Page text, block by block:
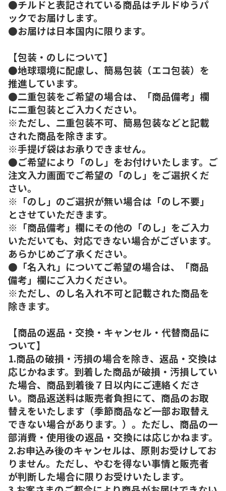
●チルドと表記されている商品はチルドゆうパ
ックでお届けします。
●お届けは日本国内に限ります。
【包装・のしについて】
●地球環境に配慮し、簡易包装（エコ包装）を
推進しています。
●二重包装をご希望の場合は、「商品備考」欄
に二重包装とご入力ください。
※ただし、二重包装不可、簡易包装などと記載
された商品を除きます。
※手提げ袋はお承りできません。
●ご希望により「のし」をお付けいたします。ご
注文入力画面でご希望の「のし」をご選択くだ
さい。
※「のし」のご選択が無い場合は「のし不要」
とさせていただきます。
※「商品備考」欄にその他の「のし」をご入力
いただいても、対応できない場合がございます。
あらかじめご了承ください。
●「名入れ」についてご希望の場合は、「商品
備考」欄にご入力ください。
※ただし、のし名入れ不可と記載された商品を
除きます。
【商品の返品・交換・キャンセル・代替商品に
ついて】
1.商品の破損・汚損の場合を除き、返品・交換は
応じかねます。到着した商品が破損・汚損してい
た場合、商品到着後７日以内にご連絡くださ
い。商品返送料は販売者負担にて、商品のお取
替えをいたします（季節商品など一部お取替え
できない場合があります。）。ただし、商品の一
部消費・使用後の返品・交換には応じかねます。
2.お申込み後のキャンセルは、原則お受けしてお
りません。ただし、やむを得ない事情と販売者
が判断した場合に限りお受けいたします。